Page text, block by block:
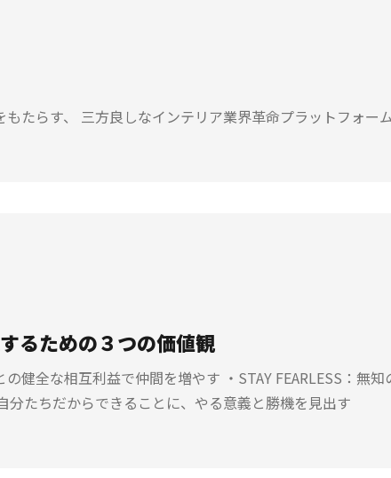
たらす、 三方良しなインテリア業界革命プラットフォー
るための３つの価値観
健全な相互利益で仲間を増やす ・STAY FEARLESS：無
分たちだからできることに、やる意義と勝機を見出す